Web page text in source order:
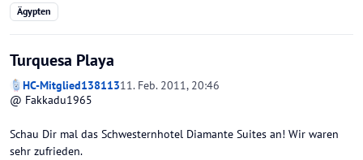
Ägypten
Turquesa Playa
HC-Mitglied13811311. Feb. 2011, 20:46
@ Fakkadu1965
Schau Dir mal das Schwesternhotel Diamante Suites an! Wir waren
sehr zufrieden.